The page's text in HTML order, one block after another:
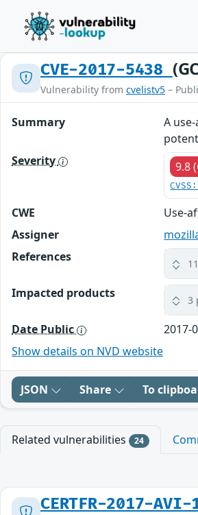
CVE-2017-5438
Vulnerability from cvelistv5 –
Summary
A
Severity
9.8
CWE
Use-
Assigner
References
Impacted products 3
Date Public
2017-
Show details on NVD website
JSON Share To
Related vulnerabilities 24
CERTFR-2017-AVI-